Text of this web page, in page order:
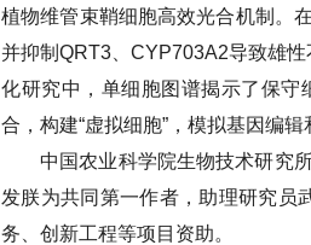
植物维管束鞘细胞高效光合机制。
并抑制QRT3、CYP703A2导致雄
化研究中，单细胞图谱揭示了保
合，构建“虚拟细胞”，模拟基因编
中国农业科学院生物技术研究
发朕为共同第一作者，助理研究员
务、创新工程等项目资助。